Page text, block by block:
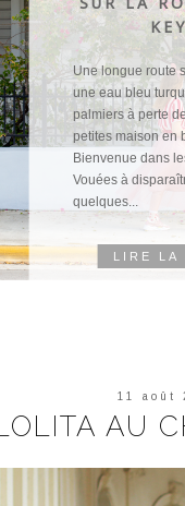
Une longue route
une eau bleu
palmiers à perte
petites maison en
Bienvenue dans
Vouées à
quelques...
LIRE LA
11 août
AU